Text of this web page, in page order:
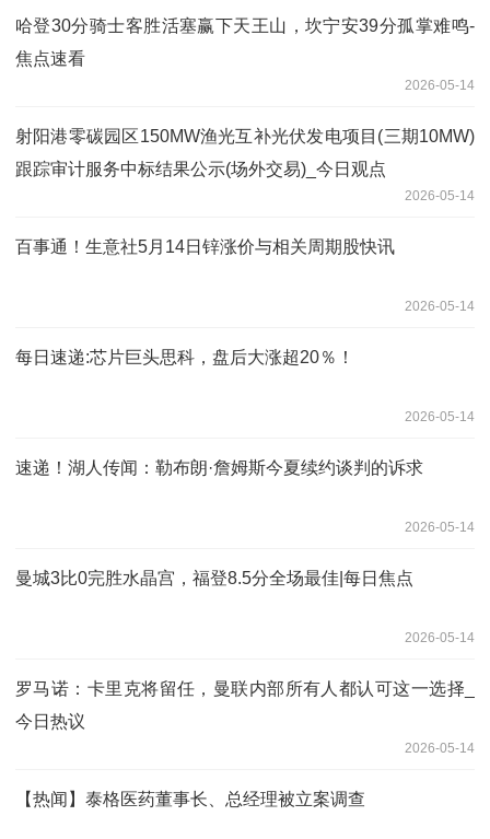
哈登30分骑士客胜活塞赢下天王山，坎宁安39分孤掌难鸣-
焦点速看
2026-05-14
射阳港零碳园区150MW渔光互补光伏发电项目(三期10MW)
跟踪审计服务中标结果公示(场外交易)_今日观点
2026-05-14
百事通！生意社5月14日锌涨价与相关周期股快讯
2026-05-14
每日速递:芯片巨头思科，盘后大涨超20％！
2026-05-14
速递！湖人传闻：勒布朗·詹姆斯今夏续约谈判的诉求
2026-05-14
曼城3比0完胜水晶宫，福登8.5分全场最佳|每日焦点
2026-05-14
罗马诺：卡里克将留任，曼联内部所有人都认可这一选择_
今日热议
2026-05-14
【热闻】泰格医药董事长、总经理被立案调查